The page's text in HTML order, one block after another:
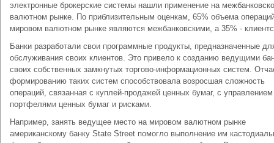
электронные брокерские системы нашли применение на
валютном рынке. По приблизительным оценкам, 65% объема
мировом валютном рынке являются межбанковскими, а 35% -
Банки разработали свои программные продукты, предназначенные
обслуживания своих клиентов. Это привело к созданию ведущими
своих собственных замкнутых торгово-информационных систем.
формированию таких систем способствовала возросшая сложность
операций, связанная с куплей-продажей ценных бумаг, с управлением
портфелями ценных бумаг и рисками.
Например, занять ведущее место на мировом валютном рынке
американскому банку State Street помогло выполнение им